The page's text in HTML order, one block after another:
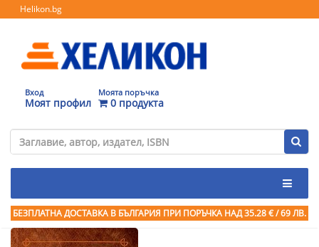
Helikon.bg
Вход
Моят профил
Моята поръчка
0 продукта
БЕЗПЛАТНА ДОСТАВКА В БЪЛГАРИЯ ПРИ ПОРЪЧКА НАД 35.28 € / 69 ЛВ.